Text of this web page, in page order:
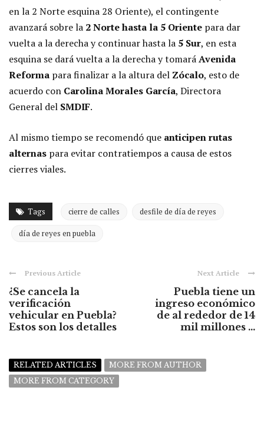
en la 2 Norte esquina 28 Oriente), el contingente
avanzará sobre la 2 Norte hasta la 5 Oriente para dar
vuelta a la derecha y continuar hasta la 5 Sur, en esta
esquina se dará vuelta a la derecha y tomaráAvenida
Reforma para finalizar a la altura del Zócalo, esto de
acuerdo con Carolina Morales García, Directora
General del SMDIF.
Al mismo tiempo se recomendó que anticipen rutas
alternas para evitar contratiempos a causa de estos
cierres viales.
Tags cierre de calles desfile de día de reyes
día de reyes en puebla
Previous Article
¿Se cancela la
verificación
vehicular en Puebla?
Estos son los detalles
Next Article
Puebla tiene un
ingreso económico
de al rededor de 14
mil millones ...
RELATED ARTICLES
MORE FROM AUTHOR
MORE FROM CATEGORY